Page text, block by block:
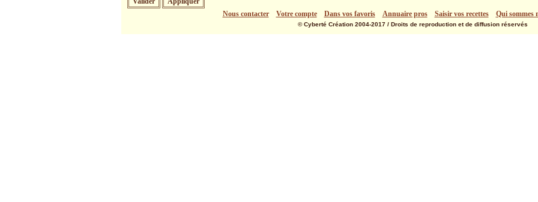
Nous contacter Votre compte Dans vos favoris Annuaire pros Saisir vos recettes Qui sommes
© Cyberté Création 2004-2017 / Droits de reproduction et de diffusion réservés